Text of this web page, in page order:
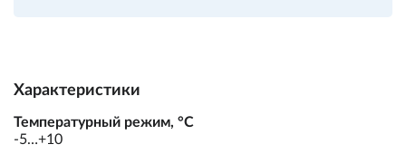
Характеристики
Температурный режим, °С
-5…+10